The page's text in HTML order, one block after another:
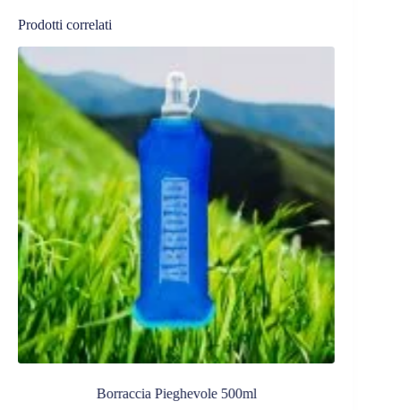
Prodotti correlati
Borraccia Pieghevole 500ml